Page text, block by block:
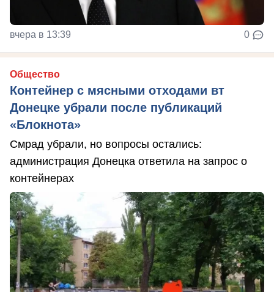
вчера в 13:39 0
Общество
Контейнер с мясными отходами вт
Донецке убрали после публикаций
«Блокнота»
Смрад убрали, но вопросы остались:
администрация Донецка ответила на запрос о
контейнерах